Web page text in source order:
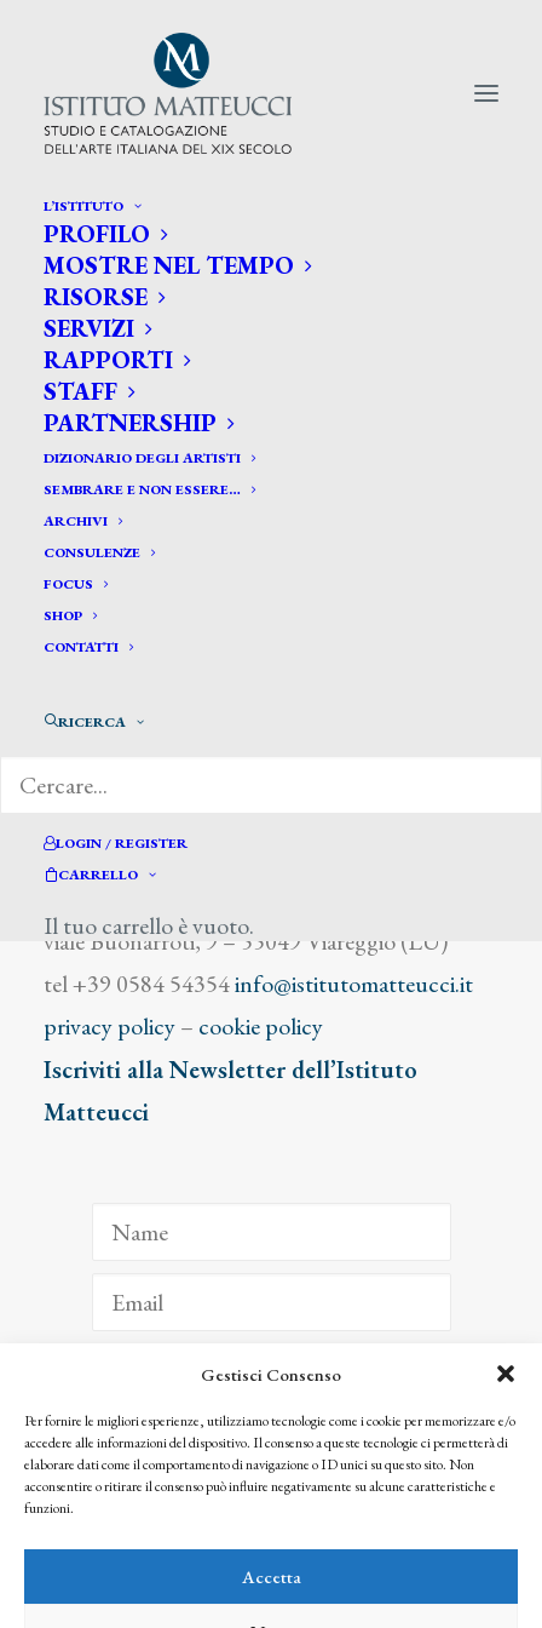
Gestisci Consenso
Per fornire le migliori esperienze, utilizziamo tecnologie come i cookie per memorizzare e/o
accedere alle informazioni del dispositivo. Il consenso a queste tecnologie ci permetterà di
elaborare dati come il comportamento di navigazione o ID unici su questo sito. Non
acconsentire o ritirare il consenso può influire negativamente su alcune caratteristiche e
funzioni.
Accetta
L’ISTITUTO
PROFILO
MOSTRE NEL TEMPO
RISORSE
SERVIZI
RAPPORTI
STAFF
PARTNERSHIP
DIZIONARIO DEGLI ARTISTI
SEMBRARE E NON ESSERE…
ARCHIVI
CONSULENZE
FOCUS
SHOP
CONTATTI
RICERCA
LOGIN / REGISTER
CARRELLO
Il tuo carrello è vuoto.
CERCA TRA GLI ARTISTI:
Search
for:
Pessina Giuseppe
viale Buonarroti, 9 – 55049 Viareggio (LU)
tel +39 0584 54354info@istitutomatteucci.it
privacy policy– cookie policy
Iscriviti alla Newsletter dell’Istituto
Matteucci
ISCRIVITI
Facendo clic per iscriverti, riconosci che le tue informazioni saranno trattate
seguendo la nostra Privacy Policy
© 2025 Istituto Matteucci. All right reserved
l’autorizzazione scritta dei proprietari dei diritti e dell’Istituto Matteucci